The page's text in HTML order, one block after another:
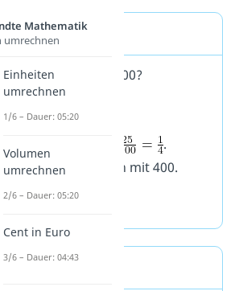
1c
Wie viel ist 25% von 400?
.
Multipliziere
danach mit 400.
Aufgabe 2
Mathematik
umrechnen
Einheiten
umrechnen
1/6 – Dauer: 05:20
Volumen
umrechnen
2/6 – Dauer: 05:20
Cent in Euro
3/6 – Dauer: 04:43